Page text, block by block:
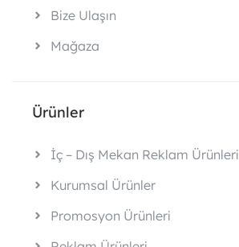
Bize Ulaşın
Mağaza
Ürünler
İç – Dış Mekan Reklam Ürünleri
Kurumsal Ürünler
Promosyon Ürünleri